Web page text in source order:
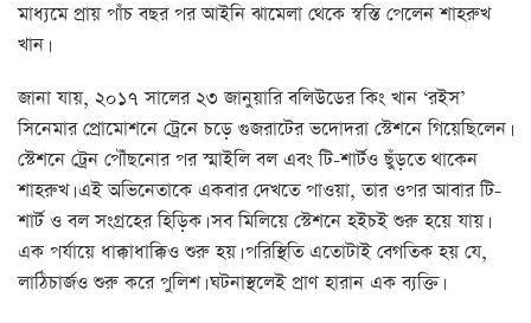
মাধ্যমে প্রায় পাঁচ বছর পর আইনি ঝামেলা থেকে স্বস্তি পেলেন শাহরুখ
খান।
জানা যায়, ২০১৭ সালের ২৩ জানুয়ারি বলিউডের কিং খান ‘রইস’
সিনেমার প্রোমোশনে ট্রেনে চড়ে গুজরাটের ভদোদরা স্টেশনে গিয়েছিলেন।
স্টেশনে ট্রেন পৌঁছনোর পর স্মাইলি বল এবং টি-শার্টও ছুঁড়তে থাকেন
শাহরুখ। এই অভিনেতাকে একবার দেখতে পাওয়া, তার ওপর আবার টি-
শার্ট ও বল সংগ্রহের হিড়িক। সব মিলিয়ে স্টেশনে হইচই শুরু হয়ে যায়।
এক পর্যায়ে ধাক্কাধাক্কিও শুরু হয়। পরিস্থিতি এতোটাই বেগতিক হয় যে,
লাঠিচার্জও শুরু করে পুলিশ। ঘটনাস্থলেই প্রাণ হারান এক ব্যক্তি।